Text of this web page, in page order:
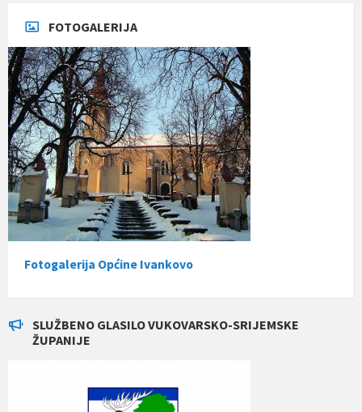
FOTOGALERIJA
Fotogalerija Općine Ivankovo
SLUŽBENO GLASILO VUKOVARSKO-SRIJEMSKE
ŽUPANIJE